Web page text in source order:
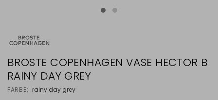
BROSTE COPENHAGEN VASE HECTOR B
RAINY DAY GREY
FARBE: rainy day grey